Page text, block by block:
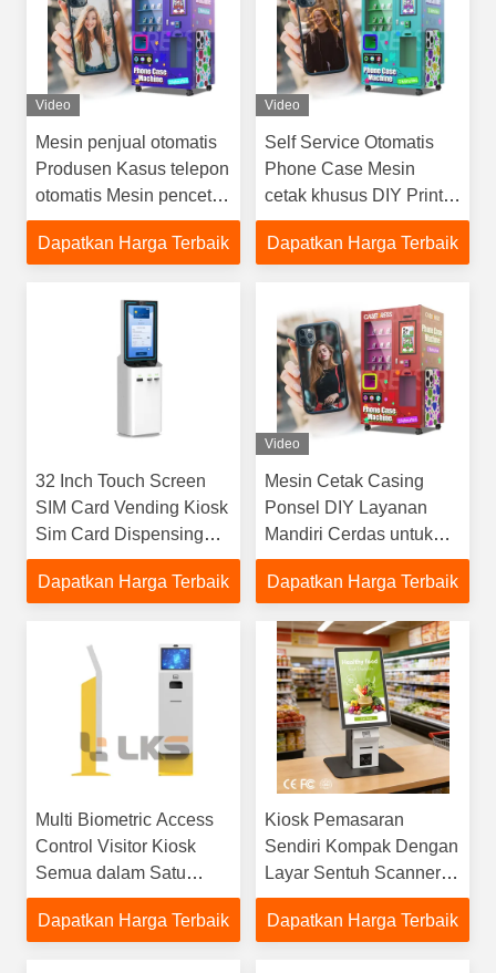
Video
Mesin penjual otomatis
Produsen Kasus telepon
otomatis Mesin pencetak
khusus Supermall
Menggunakan
Dapatkan Harga Terbaik
Video
Self Service Otomatis
Phone Case Mesin
cetak khusus DIY Printer
cerdas untuk area bisnis
publik
Dapatkan Harga Terbaik
32 Inch Touch Screen
SIM Card Vending Kiosk
Sim Card Dispensing
Untuk Bandara
Dapatkan Harga Terbaik
Video
Mesin Cetak Casing
Ponsel DIY Layanan
Mandiri Cerdas untuk
Area Komersial Umum
Mal Supermarket
Dapatkan Harga Terbaik
Multi Biometric Access
Control Visitor Kiosk
Semua dalam Satu
Terminal Manajemen
Pengunjung Cerdas
Dapatkan Harga Terbaik
Kiosk Pemasaran
Sendiri Kompak Dengan
Layar Sentuh Scanner
Barcode Kwitansi Printer
POS Pembayaran
Dapatkan Harga Terbaik